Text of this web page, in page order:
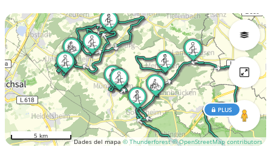
Dades del mapa© Thunderforest © OpenStreetMap contributors
PLUS
5 km